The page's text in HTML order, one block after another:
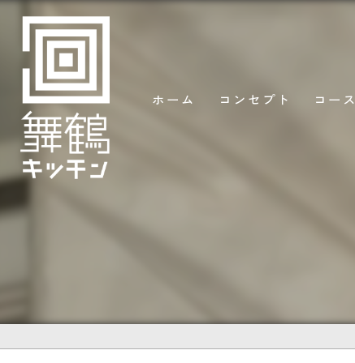
ホーム コンセプト コース